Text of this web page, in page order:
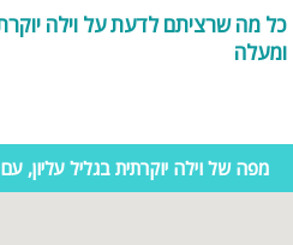
ומעלה
מפה של וילה יוקרתית בגליל עליון, עם 7 חדרים ומעלה